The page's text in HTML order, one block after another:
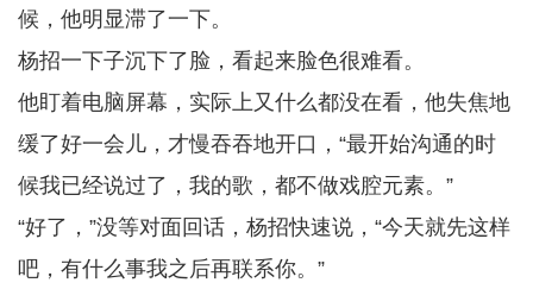
候，他明显滞了一下。
杨招一下子沉下了脸，看起来脸色很难看。
他盯着电脑屏幕，实际上又什么都没在看，他失焦地
缓了好一会儿，才慢吞吞地开口，“最开始沟通的时
候我已经说过了，我的歌，都不做戏腔元素。”
“好了，”没等对面回话，杨招快速说，“今天就先这样
吧，有什么事我之后再联系你。”